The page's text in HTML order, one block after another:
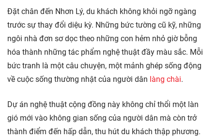
Đặt chân đến Nhơn Lý, du khách không khỏi ngỡ ngàng
trước sự thay đổi diệu kỳ. Những bức tường cũ kỹ, những
ngôi nhà đơn sơ dọc theo những con hẻm nhỏ giờ bỗng
hóa thành những tác phẩm nghệ thuật đầy màu sắc. Mỗi
bức tranh là một câu chuyện, một mảnh ghép sống động
về cuộc sống thường nhật của người dân làng chài.
Dự án nghệ thuật cộng đồng này không chỉ thổi một làn
gió mới vào không gian sống của người dân mà còn trở
thành điểm đến hấp dẫn, thu hút du khách thập phương.